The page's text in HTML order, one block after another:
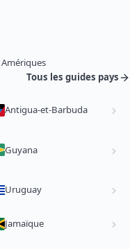
Tous les guides pays
Antigua-et-Barbuda
Guyana
Uruguay
Jamaïque